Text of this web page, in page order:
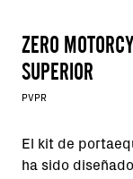
ZERO
SUPERIOR
PVPR
El kit de
ha sido